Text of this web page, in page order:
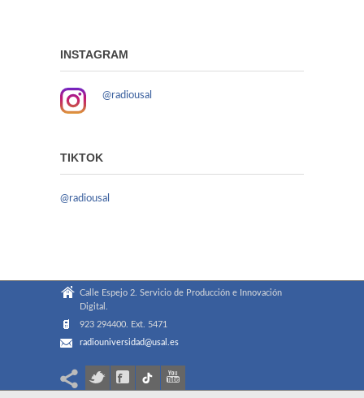
INSTAGRAM
@radiousal
TIKTOK
@radiousal
Calle Espejo 2. Servicio de Producción e Innovación
Digital.
923 294400. Ext. 5471
radiouniversidad@usal.es